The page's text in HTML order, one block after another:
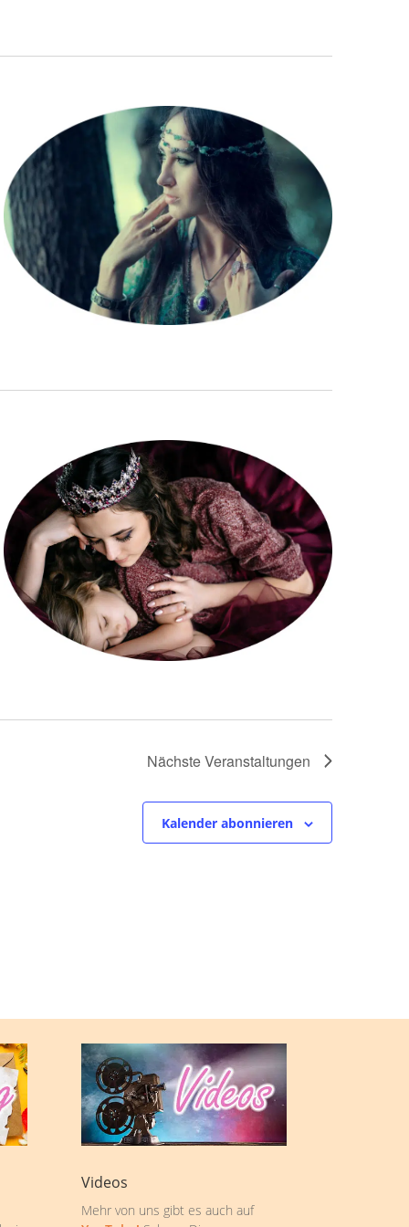
NächsteVeranstaltungen
Kalender abonnieren
Videos
Mehr von uns gibt es auch auf